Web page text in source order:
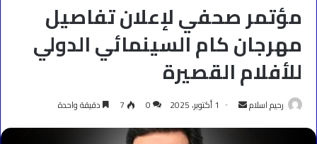
مؤتمر صحفي لإعلان تفاصيل
مهرجان كام السينمائي الدولي
للأفلام القصيرة
رحيم اسلام
أرسل 1 أكتوبر، 2025 0
7 دقيقة واحدة